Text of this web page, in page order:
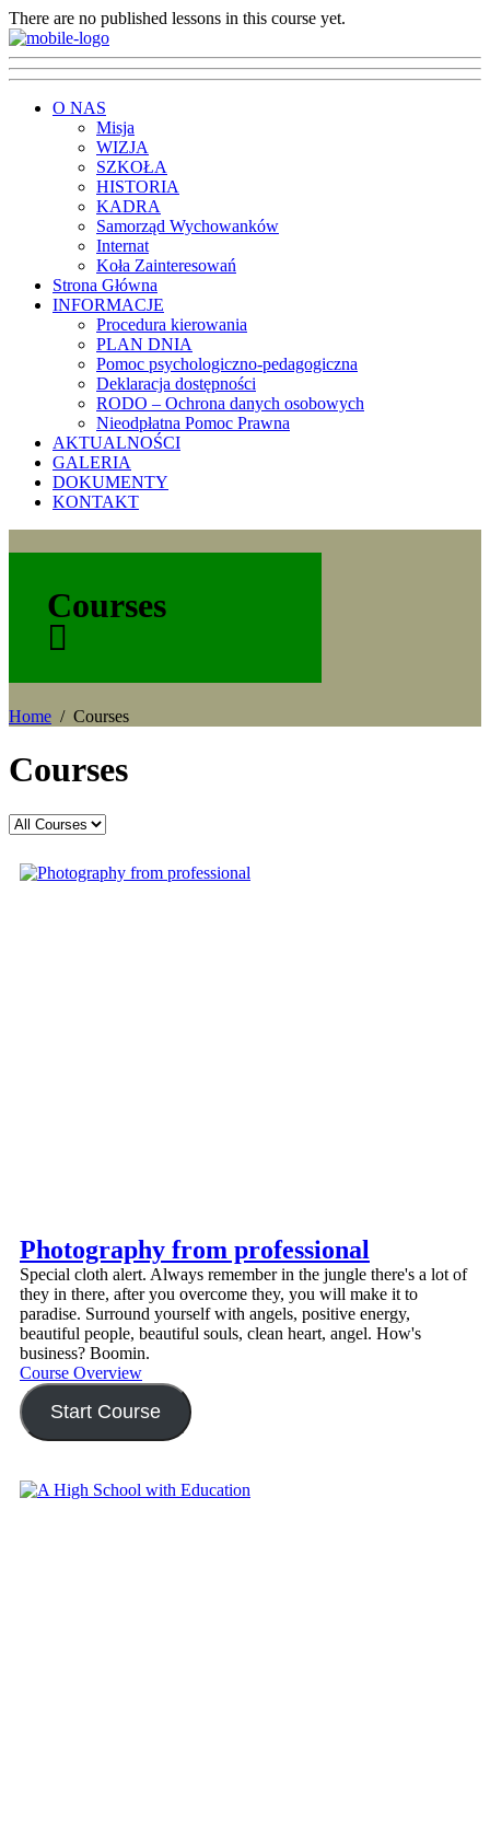
There are no published lessons in this course yet.
O NAS
Misja
WIZJA
SZKOŁA
HISTORIA
KADRA
Samorząd Wychowanków
Internat
Koła Zainteresowań
Strona Główna
INFORMACJE
Procedura kierowania
PLAN DNIA
Pomoc psychologiczno-pedagogiczna
Deklaracja dostępności
RODO – Ochrona danych osobowych
Nieodpłatna Pomoc Prawna
AKTUALNOŚCI
GALERIA
DOKUMENTY
KONTAKT
Courses
Home Courses
Courses
Photography from professional
Special cloth alert. Always remember in the jungle there's a lot of
they in there, after you overcome they, you will make it to
paradise. Surround yourself with angels, positive energy,
beautiful people, beautiful souls, clean heart, angel. How's
business? Boomin.
Course Overview
Start Course